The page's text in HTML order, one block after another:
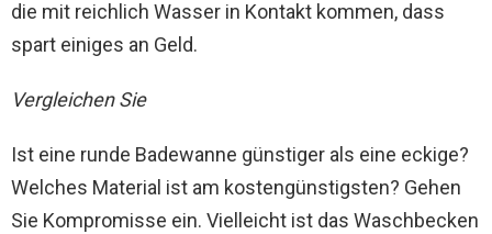
die mit reichlich Wasser in Kontakt kommen, dass
spart einiges an Geld.
Vergleichen Sie
Ist eine runde Badewanne günstiger als eine eckige?
Welches Material ist am kostengünstigsten? Gehen
Sie Kompromisse ein. Vielleicht ist das Waschbecken